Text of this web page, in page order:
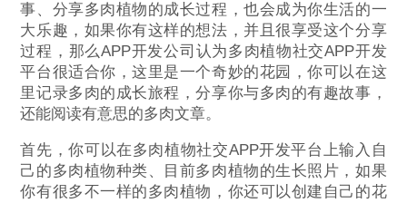
事、分享多肉植物的成长过程，也会成为你生活的一
大乐趣，如果你有这样的想法，并且很享受这个分享
过程，那么APP开发公司认为多肉植物社交APP开发
平台很适合你，这里是一个奇妙的花园，你可以在这
里记录多肉的成长旅程，分享你与多肉的有趣故事，
还能阅读有意思的多肉文章。
首先，你可以在多肉植物社交APP开发平台上输入自
己的多肉植物种类、目前多肉植物的生长照片，如果
你有很多不一样的多肉植物，你还可以创建自己的花